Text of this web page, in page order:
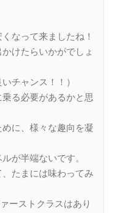
なって来ましたね！
けたらいかがでしょ
チャンス！！）
る必要があるかと思
に、様々な趣向を凝
が半端ないです。
たまには味わってみ
ーストクラスはあり